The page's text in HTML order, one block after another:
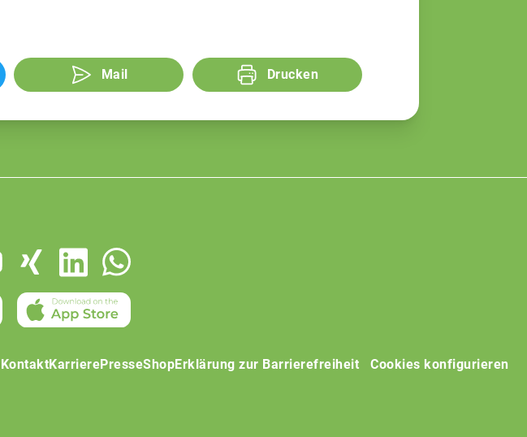
Mail Drucken
KontaktKarrierePresseShopErklärung zur Barrierefreiheit Cookies konfigurieren